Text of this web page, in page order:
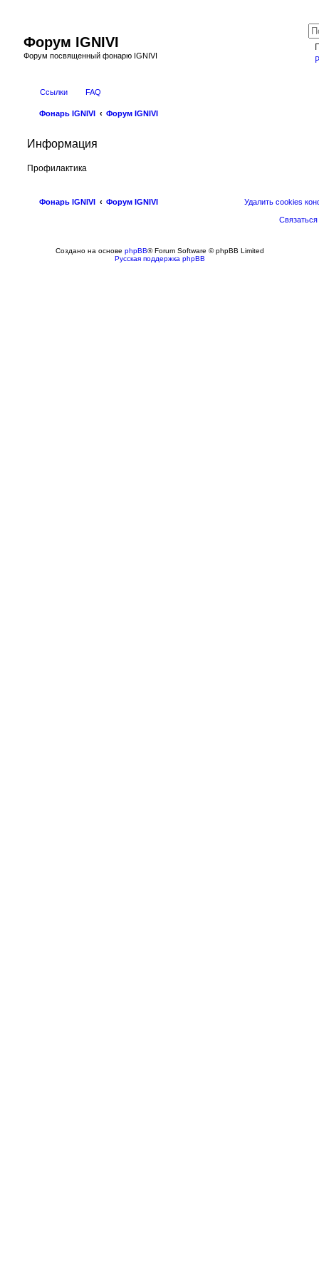
Форум IGNIVI
Форум посвященный фонарю IGNIVI
Ссылки FAQ
Фонарь IGNIVI Форум IGNIVI
Информация
Профилактика
Фонарь IGNIVI Форум IGNIVI Удалить cookies
Создано на основе phpBB® Forum Software © phpBB Limited
Русская поддержка phpBB